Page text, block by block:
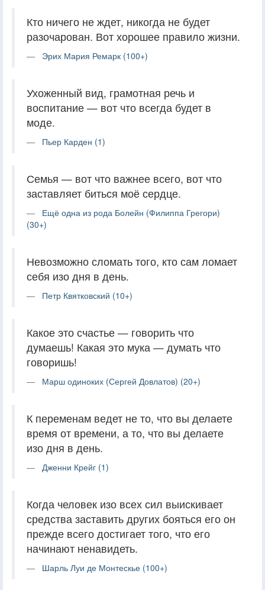
Кто ничего не ждет, никогда не будет
разочарован. Вот хорошее правило жизни.
Эрих Мария Ремарк (100+)
Ухоженный вид, грамотная речь и
воспитание — вот что всегда будет в
моде.
Пьер Карден (1)
Семья — вот что важнее всего, вот что
заставляет биться моё сердце.
Ещё одна из рода Болейн (Филиппа Грегори)
(30+)
Невозможно сломать того, кто сам ломает
себя изо дня в день.
Петр Квятковский (10+)
Какое это счастье — говорить что
думаешь! Какая это мука — думать что
говоришь!
Марш одиноких (Сергей Довлатов) (20+)
К переменам ведет не то, что вы делаете
время от времени, а то, что вы делаете
изо дня в день.
Дженни Крейг (1)
Когда человек изо всех сил выискивает
средства заставить других бояться его он
прежде всего достигает того, что его
начинают ненавидеть.
Шарль Луи де Монтескье (100+)